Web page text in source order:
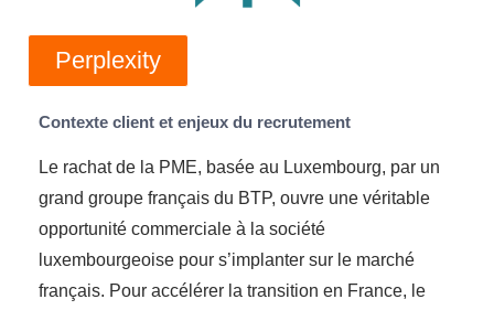
Perplexity
Contexte client et enjeux du recrutement
Le rachat de la PME, basée au Luxembourg, par un
grand groupe français du BTP, ouvre une véritable
opportunité commerciale à la société
luxembourgeoise pour s’implanter sur le marché
français. Pour accélérer la transition en France, le